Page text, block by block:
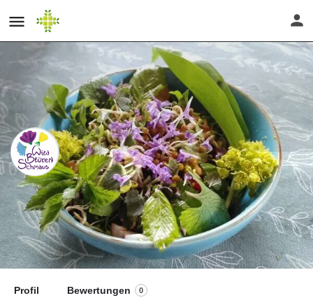
Wildpflanzen-Spaziergang +
Workshop: Wilder Frühlingssalat
Teilnahmegebühr
40€ inkl. MwSt. Direktnachricht senden
Profil Bewertungen 0